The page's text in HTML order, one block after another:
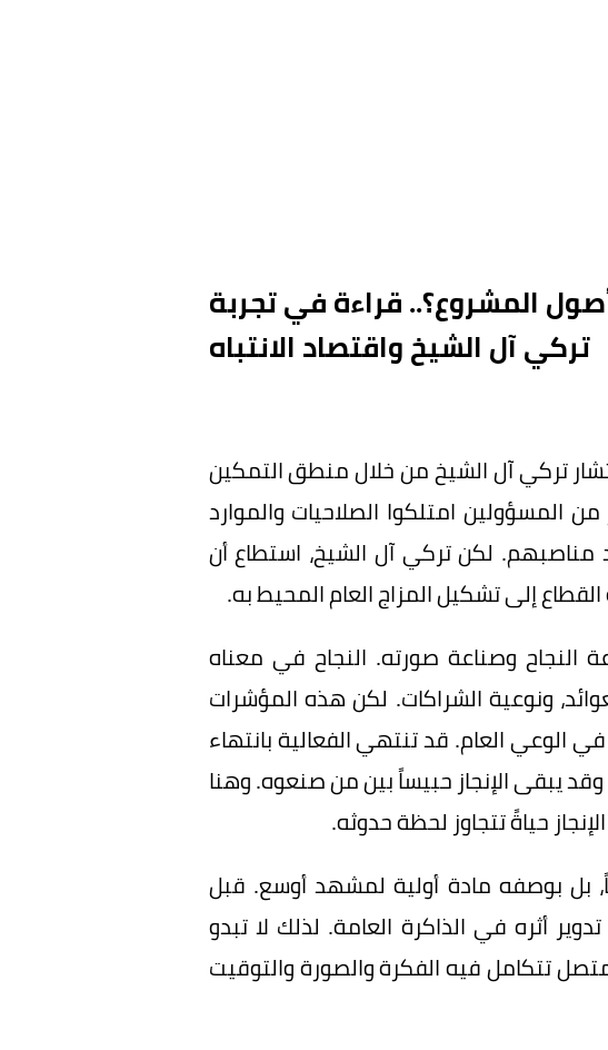
المشروع؟.. قراءة في تجربة
تركي آل الشيخ واقتصاد الانتباه
تركي آل الشيخ من خلال منطق التمكين
المسؤولين امتلكوا الصلاحيات والموارد
لكن تركي آل الشيخ، استطاع أن
القطاع إلى تشكيل المزاج العام المحيط به.
النجاح وصناعة صورته. النجاح في معناه
ونوعية الشراكات. لكن هذه المؤشرات
الوعي العام. قد تنتهي الفعالية بانتهاء
يبقى الإنجاز حبيساً بين من صنعوه. وهنا
حياةً تتجاوز لحظة حدوثه.
بل بوصفه مادة أولية لمشهد أوسع. قبل
أثره في الذاكرة العامة. لذلك لا تبدو
تتكامل فيه الفكرة والصورة والتوقيت